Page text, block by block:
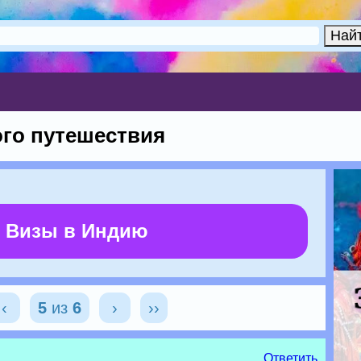
путешествия
Визы в Индию
5 из 6 › ››
Ответить